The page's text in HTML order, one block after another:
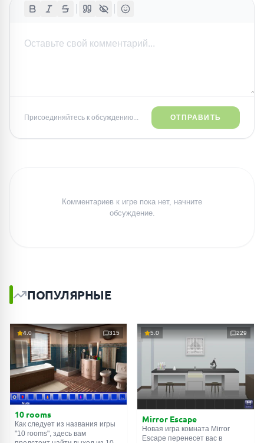
Присоединяйтесь к обсуждению... ОТПРАВИТЬ
Комментариев к игре пока нет, начните
обсуждение.
ПОПУЛЯРНЫЕ
4.0 315
10 rooms
Как следует из названия игры
"10 rooms", здесь вам
5.0 229
Mirror Escape
Новая игра комната Mirror
Escape перенесет вас в